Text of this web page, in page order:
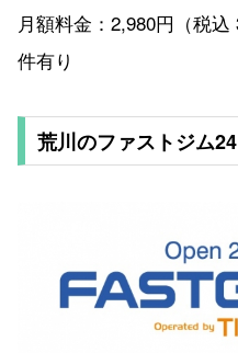
月額料金：2,980円（税
件有り
荒川のファストジム24